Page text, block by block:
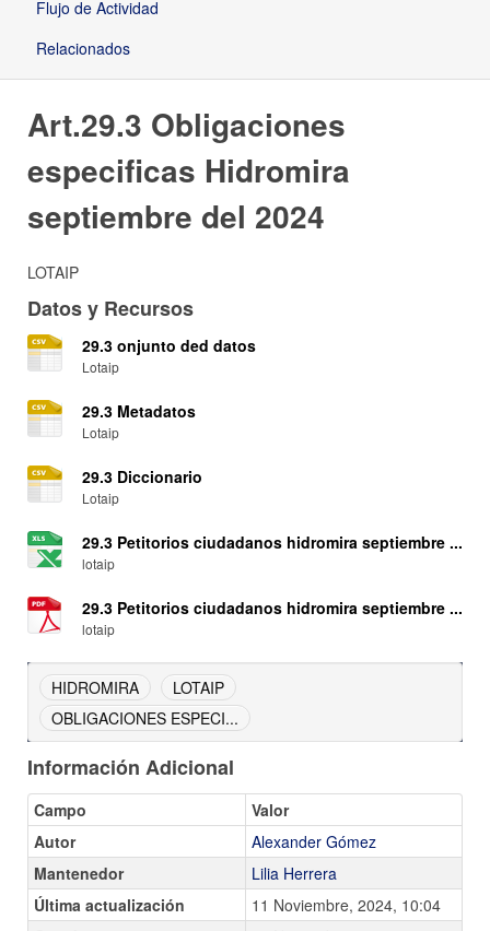
Flujo de Actividad
Relacionados
Art.29.3 Obligaciones
especificas Hidromira
septiembre del 2024
LOTAIP
Datos y Recursos
29.3 onjunto ded datos
Lotaip
29.3 Metadatos
Lotaip
29.3 Diccionario
Lotaip
29.3 Petitorios ciudadanos hidromira septiembre ...
lotaip
29.3 Petitorios ciudadanos hidromira septiembre ...
lotaip
HIDROMIRA
LOTAIP
OBLIGACIONES ESPECI...
Información Adicional
Campo
Valor
Autor
Alexander Gómez
Mantenedor
Lilia Herrera
Última actualización
11 Noviembre, 2024, 10:04